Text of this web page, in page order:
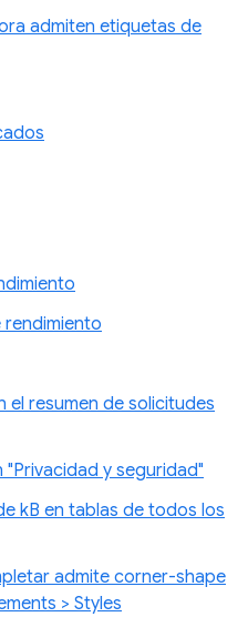
admiten etiquetas de
rendimiento
el resumen de solicitudes
y seguridad"
kB en tablas de todos los
admite corner-shape
> Styles